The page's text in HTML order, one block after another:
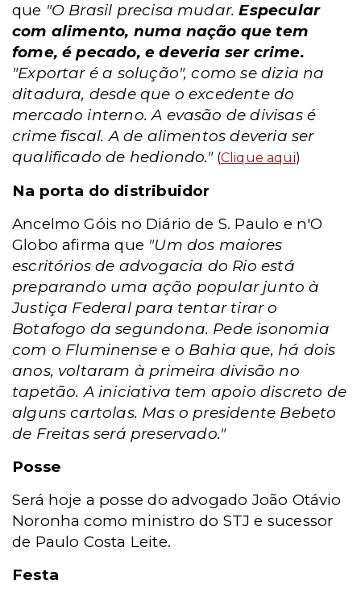
que "O Brasil precisa mudar.Especular
com alimento, numa nação que tem
fome, é pecado, e deveria ser crime.
"Exportar é a solução", como se dizia na
ditadura, desde que o excedente do
mercado interno. A evasão de divisas é
crime fiscal. A de alimentos deveria ser
qualificado de hediondo."(Clique aqui)
Na porta do distribuidor
Ancelmo Góis no Diário de S. Paulo e n'O
Globo afirma que "Um dos maiores
escritórios de advogacia do Rio está
preparando uma ação popular junto à
Justiça Federal para tentar tirar o
Botafogo da segundona. Pede isonomia
com o Fluminense e o Bahia que, há dois
anos, voltaram à primeira divisão no
tapetão. A iniciativa tem apoio discreto de
alguns cartolas. Mas o presidente Bebeto
de Freitas será preservado."
Posse
Será hoje a posse do advogado João Otávio
Noronha como ministro do STJ e sucessor
de Paulo Costa Leite.
Festa